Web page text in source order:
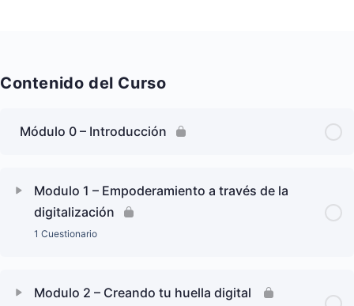
Contenido del Curso
Módulo 0 – Introducción
Modulo 1 – Empoderamiento a través de la
digitalización
1 Cuestionario
Modulo 2 – Creando tu huella digital